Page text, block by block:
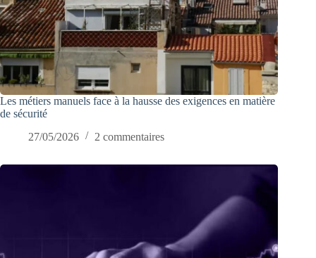
Les métiers manuels face à la hausse des exigences en matière
de sécurité
27/05/2026
2 commentaires